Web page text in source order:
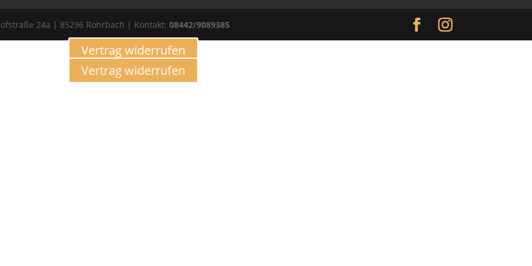
24a | 85296 Rohrbach | Kontakt:08442/9089385
Vertrag widerrufen
Vertrag widerrufen